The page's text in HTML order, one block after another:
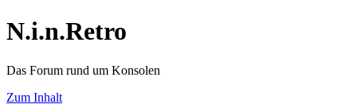
N.i.n.Retro
Das Forum rund um Konsolen
Zum Inhalt